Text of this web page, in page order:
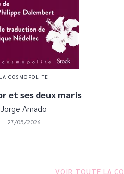
LA COSMOPOLITE
et ses deux maris
Jorge Amado
27/05/2026
VOIR TOUTE LA